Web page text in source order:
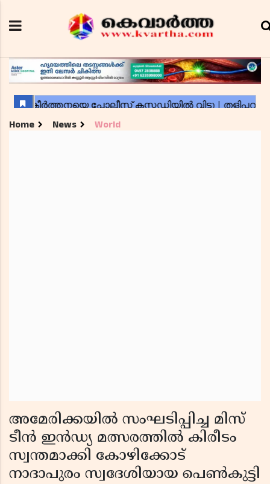
Home News World
അമേരിക്കയില്‍ സംഘടിപ്പിച്ച മിസ്
ടീന്‍ ഇന്‍ഡ്യ മത്സരത്തില്‍ കിരീടം
സ്വന്തമാക്കി കോഴിക്കോട്
നാദാപുരം സ്വദേശിയായ പെണ്‍കുട്ടി